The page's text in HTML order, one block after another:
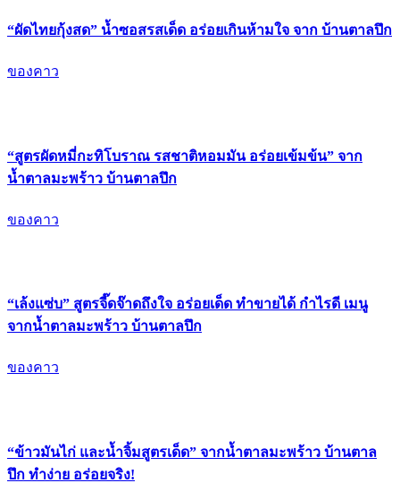
“ผัดไทยกุ้งสด” น้ำซอสรสเด็ด อร่อยเกินห้ามใจ จาก บ้านตาลปึก
ของคาว
“สูตรผัดหมี่กะทิโบราณ รสชาติหอมมัน อร่อยเข้มข้น” จาก
น้ำตาลมะพร้าว บ้านตาลปึก
ของคาว
“เล้งแซ่บ” สูตรจี๊ดจ๊าดถึงใจ อร่อยเด็ด ทำขายได้ กำไรดี เมนู
จากน้ำตาลมะพร้าว บ้านตาลปึก
ของคาว
“ข้าวมันไก่ และน้ำจิ้มสูตรเด็ด” จากน้ำตาลมะพร้าว บ้านตาล
ปึก ทำง่าย อร่อยจริง!